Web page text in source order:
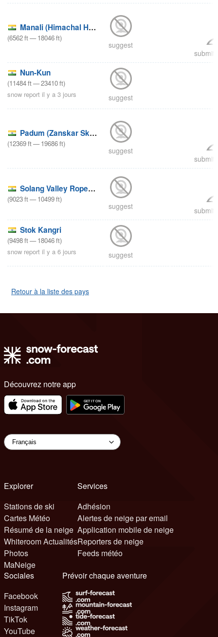
Manali (Himachal Heli-Ski)
(6562ft—18046ft)
suggest
submit
Nun-Kun
(11484ft—23410ft)
snow report il y a 3 jours
suggest
Padum (Zanskar Ski Scool)
(12369ft—19686ft)
suggest
submit
Solang Valley Ropeway & Ski Centre
(9023ft—10499ft)
suggest submit
Stok Kangri
(9498ft—18046ft)
snow report il y a 6 jours
suggest
Retour à la liste des pays
Découvrez notre app
Explorer
Stations de ski
Cartes Météo
Résumé de la neige
Whiteroom Actualités
Photos
MaNeige
Services
Adhésion
Alertes de neige par email
Application mobile de neige
Reporters de neige
Feeds météo
Sociales
Facebook
Instagram
TikTok
YouTube
Prévoir chaque aventure